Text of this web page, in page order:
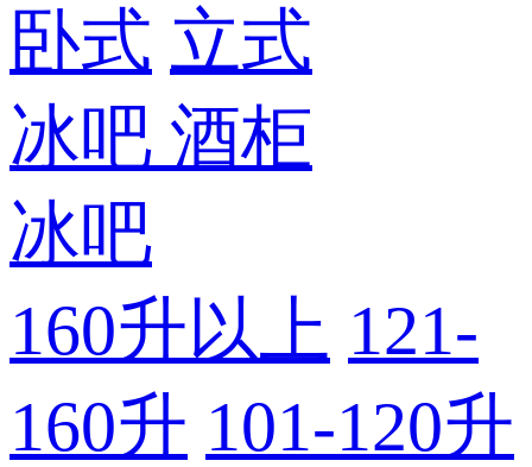
卧式 立式
冰吧 酒柜
冰吧
160升以上 121-
160升 101-120升